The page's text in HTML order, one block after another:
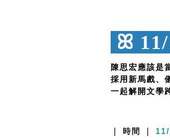
ꕤ
陳思宏應該是
採用新馬戲、
一起解開文學
｜ 時間 ｜